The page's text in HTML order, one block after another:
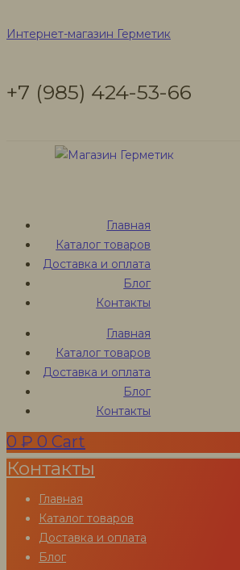
Интернет-магазин Герметик
+7 (985) 424-53-66
Главная
Каталог товаров
Доставка и оплата
Блог
Контакты
Главная
Каталог товаров
Доставка и оплата
Блог
Контакты
0 ₽ 0 Cart
Контакты
Главная
Каталог товаров
Доставка и оплата
Блог
NEOMID
Интернет-магазин Герметик
Товары
Пропитка защитная NEOMID Bio